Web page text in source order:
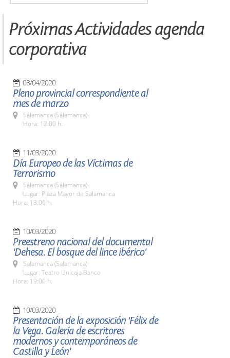
Próximas Actividades agenda
corporativa
08/04/2020
Pleno provincial correspondiente al
mes de marzo
Salamanca (Salamanca)
Hora: 12:00 h.
11/03/2020
Día Europeo de las Víctimas de
Terrorismo
Salamanca (Salamanca)
Lugar: Plaza Mayor de Salamanca
Hora: 13:00 h.
10/03/2020
Preestreno nacional del documental
'Dehesa. El bosque del lince ibérico'
Salamanca (Salamanca)
Lugar: Teatro Unicaja Banco
Hora: 19:00 h.
10/03/2020
Presentación de la exposición 'Félix de
la Vega. Galería de escritores
modernos y contemporáneos de
Castilla y León'